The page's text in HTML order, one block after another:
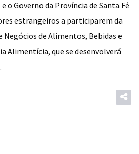
o Governo da Província de Santa Fé
estrangeiros a participarem da
Negócios de Alimentos, Bebidas e
Alimentícia, que se desenvolverá